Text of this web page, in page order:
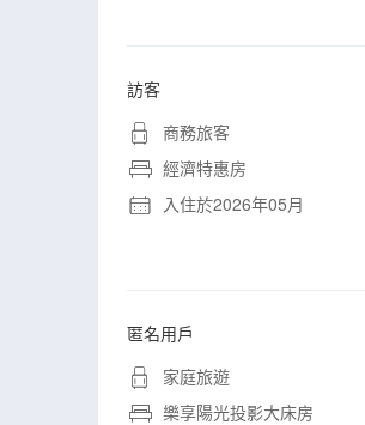
訪客
商務旅客
經濟特惠房
入住於2026年05月
匿名用戶
家庭旅遊
樂享陽光投影大床房